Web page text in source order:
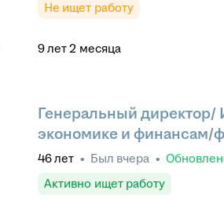
Не ищет работу
9лет 2 месяца
Генеральный
экономике и финансам/
46лет • Был вчера •
Активно ищет работу